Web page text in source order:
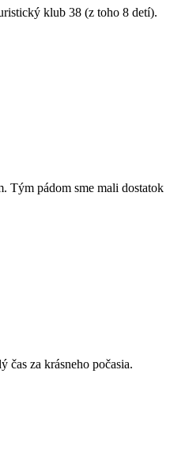
klub 38 (z toho 8 detí).
Tým pádom sme mali dostatok
za krásneho počasia.